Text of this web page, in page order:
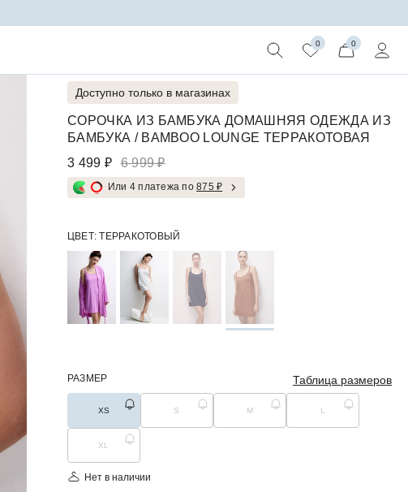
0 0
Доступно только в магазинах
СОРОЧКА ИЗ БАМБУКА ДОМАШНЯЯ ОДЕЖДА ИЗ
БАМБУКА / BAMBOO LOUNGE ТЕРРАКОТОВАЯ
3 499 ₽
6 999 ₽
Или 4 платежа по875 ₽
ЦВЕТ:ТЕРРАКОТОВЫЙ
РАЗМЕР Таблица размеров
XS S M L
XL
Нет в наличии